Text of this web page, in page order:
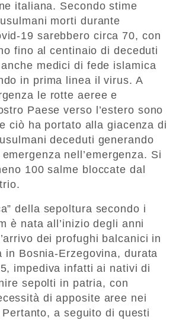
italiana. Secondo stime
morti durante
19 sarebbero circa 70, con
fino al centinaio di deceduti
medici di fede islamica
in prima linea il virus. A
le rotte aeree e
Paese verso l’estero sono
ciò ha portato alla giacenza di
deceduti generando
nell’emergenza. Si
100 salme bloccate dal
della sepoltura secondo i
è nata all’inizio degli anni
dei profughi balcanici in
in Bosnia-Erzegovina, durata
impediva infatti ai nativi di
sepolti in patria, con
di apposite aree nei
a seguito di questi